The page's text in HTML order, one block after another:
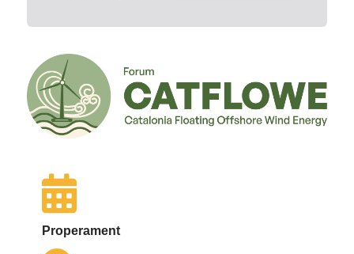
Properament